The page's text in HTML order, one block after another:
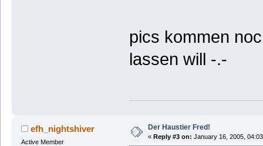
pics kommen
lassen will -.-
efh_nightshiver
Active Member
Der Haustier Fred!
« Reply #3 on: January 16, 2005,